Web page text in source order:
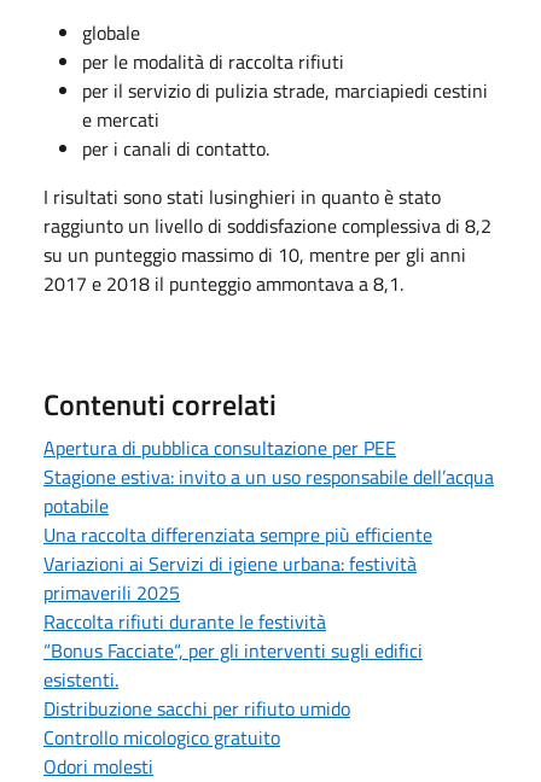
globale
per le modalità di raccolta rifiuti
per il servizio di pulizia strade, marciapiedi cestini
e mercati
per i canali di contatto.
I risultati sono stati lusinghieri in quanto è stato
raggiunto un livello di soddisfazione complessiva di 8,2
su un punteggio massimo di 10, mentre per gli anni
2017 e 2018 il punteggio ammontava a 8,1.
Contenuti correlati
Apertura di pubblica consultazione per PEE
Stagione estiva: invito a un uso responsabile dell’acqua
potabile
Una raccolta differenziata sempre più efficiente
Variazioni ai Servizi di igiene urbana: festività
primaverili 2025
Raccolta rifiuti durante le festività
“Bonus Facciate“, per gli interventi sugli edifici
esistenti.
Distribuzione sacchi per rifiuto umido
Controllo micologico gratuito
Odori molesti